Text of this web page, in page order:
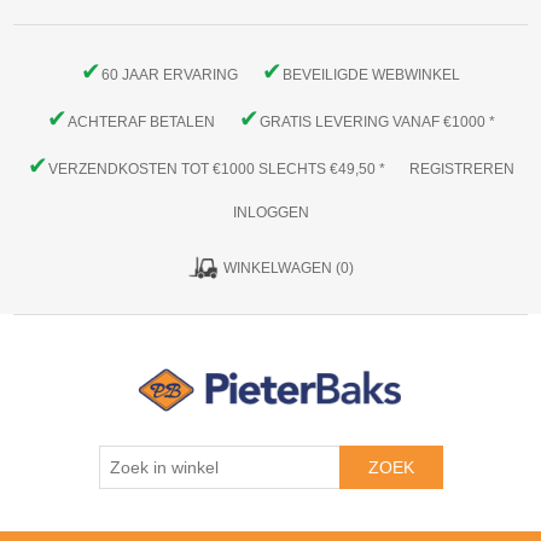
✔60 JAAR ERVARING ✔ BEVEILIGDE WEBWINKEL
✔ACHTERAF BETALEN ✔GRATIS LEVERING VANAF €1000 *
✔VERZENDKOSTEN TOT €1000 SLECHTS €49,50 * REGISTREREN
INLOGGEN
WINKELWAGEN (0)
ZOEK